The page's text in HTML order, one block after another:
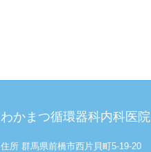
わかまつ循環器科内科医院
住所 群馬県前橋市西片貝町5-19-20